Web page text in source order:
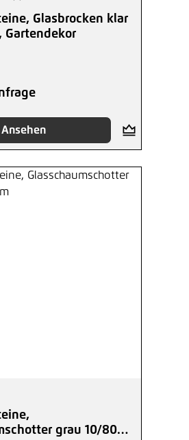
Bewertung von 5 von 5
Glasbrocken klar
Gartendekor
Ansehen
grau 10/80